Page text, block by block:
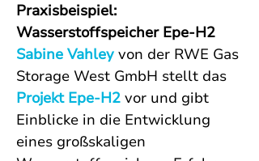
Praxisbeispiel:
Wasserstoffspeicher Epe-H2
Sabine Vahley von der RWE Gas
Storage West GmbH stellt das
Projekt Epe-H2 vor und gibt
Einblicke in die Entwicklung
eines großskaligen